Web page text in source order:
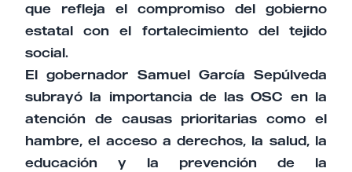
que refleja el compromiso del gobierno
estatal con el fortalecimiento del tejido
social.​
El gobernador Samuel García Sepúlveda
subrayó la importancia de las OSC en la
atención de causas prioritarias como el
hambre, el acceso a derechos, la salud, la
educación y la prevención de la